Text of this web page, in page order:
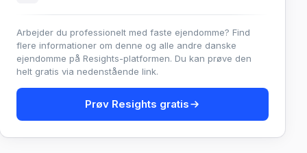
Arbejder du professionelt med faste ejendomme? Find
flere informationer om denne og alle andre danske
ejendomme på Resights-platformen. Du kan prøve den
helt gratis via nedenstående link.
Prøv Resights gratis